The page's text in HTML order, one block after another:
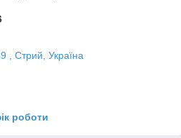
, Стрий, Україна
роботи